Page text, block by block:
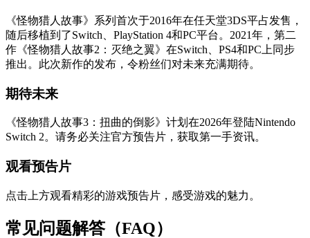
《怪物猎人故事》系列首次于2016年在任天堂3DS平占发售，
随后移植到了Switch、PlayStation 4和PC平台。2021年，第二
作《怪物猎人故事2：灭绝之翼》在Switch、PS4和PC上同步
推出。此次新作的发布，令粉丝们对未来充满期待。
期待未来
《怪物猎人故事3：扭曲的倒影》计划在2026年登陆Nintendo
Switch 2。请务必关注官方预告片，获取第一手资讯。
观看预告片
点击上方观看精彩的游戏预告片，感受游戏的魅力。
常见问题解答（FAQ）